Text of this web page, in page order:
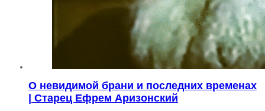
О невидимой брани и последних временах
| Старец Ефрем Аризонский